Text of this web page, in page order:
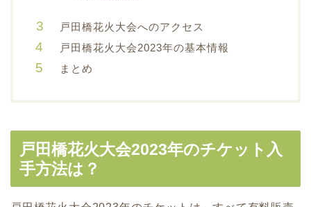
戸田橋花火大会へのアクセス
戸田橋花火大会2023年の基本情報
まとめ
戸田橋花火大会2023年のチケット入
手方法は？